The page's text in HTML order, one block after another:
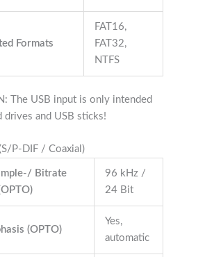
Formats
FAT16,
FAT32,
NTFS
The USB input is only intended
drives and USB sticks!
P-DIF / Coaxial)
Bitrate
96 kHz /
24 Bit
(OPTO)
Yes,
automatic